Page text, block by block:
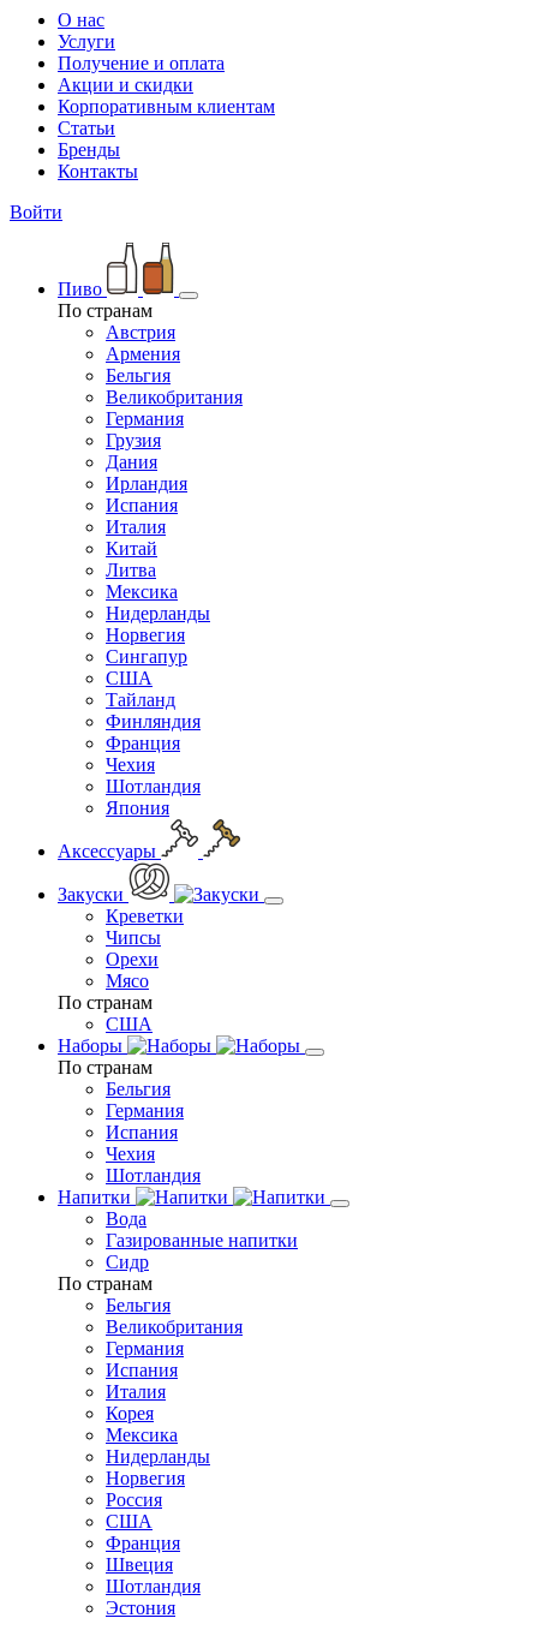
О нас
Услуги
Получение и оплата
Акции и скидки
Корпоративным клиентам
Статьи
Бренды
Контакты
Войти
Пиво
По странам
Австрия
Армения
Бельгия
Великобритания
Германия
Грузия
Дания
Ирландия
Испания
Италия
Китай
Литва
Мексика
Нидерланды
Норвегия
Сингапур
США
Тайланд
Финляндия
Франция
Чехия
Шотландия
Япония
Аксессуары
Закуски
Креветки
Чипсы
Орехи
Мясо
По странам
США
Наборы
По странам
Бельгия
Германия
Испания
Чехия
Шотландия
Напитки
Вода
Газированные напитки
Сидр
По странам
Бельгия
Великобритания
Германия
Испания
Италия
Корея
Мексика
Нидерланды
Норвегия
Россия
США
Франция
Швеция
Шотландия
Эстония